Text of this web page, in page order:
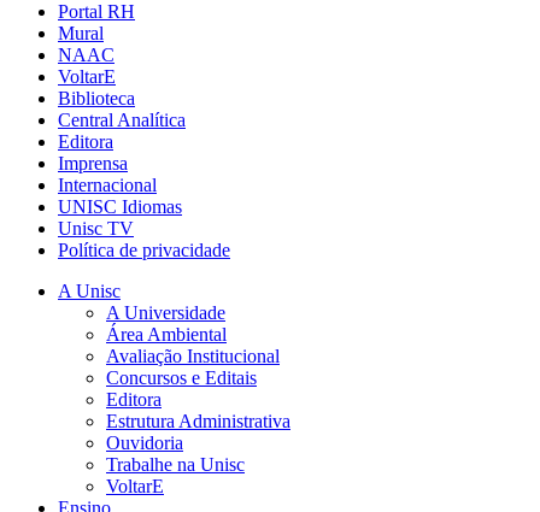
Portal RH
Mural
NAAC
VoltarE
Biblioteca
Central Analítica
Editora
Imprensa
Internacional
UNISC Idiomas
Unisc TV
Política de privacidade
A Unisc
A Universidade
Área Ambiental
Avaliação Institucional
Concursos e Editais
Editora
Estrutura Administrativa
Ouvidoria
Trabalhe na Unisc
VoltarE